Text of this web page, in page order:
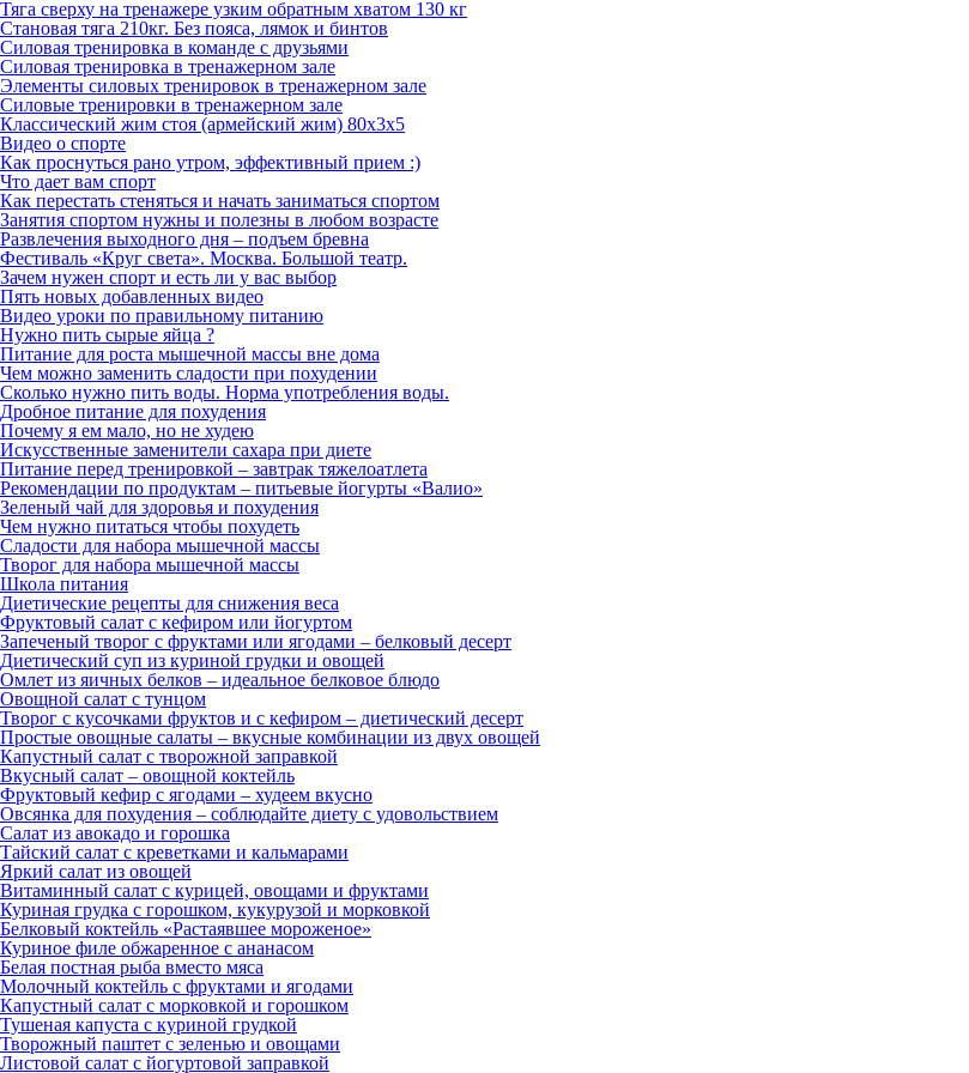
Тяга сверху на тренажере узким обратным хватом 130 кг
Становая тяга 210кг. Без пояса, лямок и бинтов
Силовая тренировка в команде с друзьями
Силовая тренировка в тренажерном зале
Элементы силовых тренировок в тренажерном зале
Силовые тренировки в тренажерном зале
Классический жим стоя (армейский жим) 80х3х5
Видео о спорте
Как проснуться рано утром, эффективный прием :)
Что дает вам спорт
Как перестать стеняться и начать заниматься спортом
Занятия спортом нужны и полезны в любом возрасте
Развлечения выходного дня – подъем бревна
Фестиваль «Круг света». Москва. Большой театр.
Зачем нужен спорт и есть ли у вас выбор
Пять новых добавленных видео
Видео уроки по правильному питанию
Нужно пить сырые яйца ?
Питание для роста мышечной массы вне дома
Чем можно заменить сладости при похудении
Сколько нужно пить воды. Норма употребления воды.
Дробное питание для похудения
Почему я ем мало, но не худею
Искусственные заменители сахара при диете
Питание перед тренировкой – завтрак тяжелоатлета
Рекомендации по продуктам – питьевые йогурты «Валио»
Зеленый чай для здоровья и похудения
Чем нужно питаться чтобы похудеть
Сладости для набора мышечной массы
Творог для набора мышечной массы
Школа питания
Диетические рецепты для снижения веса
Фруктовый салат с кефиром или йогуртом
Запеченый творог с фруктами или ягодами – белковый десерт
Диетический суп из куриной грудки и овощей
Омлет из яичных белков – идеальное белковое блюдо
Овощной салат с тунцом
Творог с кусочками фруктов и с кефиром – диетический десерт
Простые овощные салаты – вкусные комбинации из двух овощей
Капустный салат с творожной заправкой
Вкусный салат – овощной коктейль
Фруктовый кефир с ягодами – худеем вкусно
Овсянка для похудения – соблюдайте диету с удовольствием
Салат из авокадо и горошка
Тайский салат с креветками и кальмарами
Яркий салат из овощей
Витаминный салат с курицей, овощами и фруктами
Куриная грудка с горошком, кукурузой и морковкой
Белковый коктейль «Растаявшее мороженое»
Куриное филе обжаренное с ананасом
Белая постная рыба вместо мяса
Молочный коктейль с фруктами и ягодами
Капустный салат с морковкой и горошком
Тушеная капуста с куриной грудкой
Творожный паштет с зеленью и овощами
Листовой салат с йогуртовой заправкой